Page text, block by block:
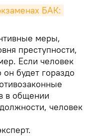
БАК:
меры,
преступности,
Если человек
будет гораздо
в общении
человек